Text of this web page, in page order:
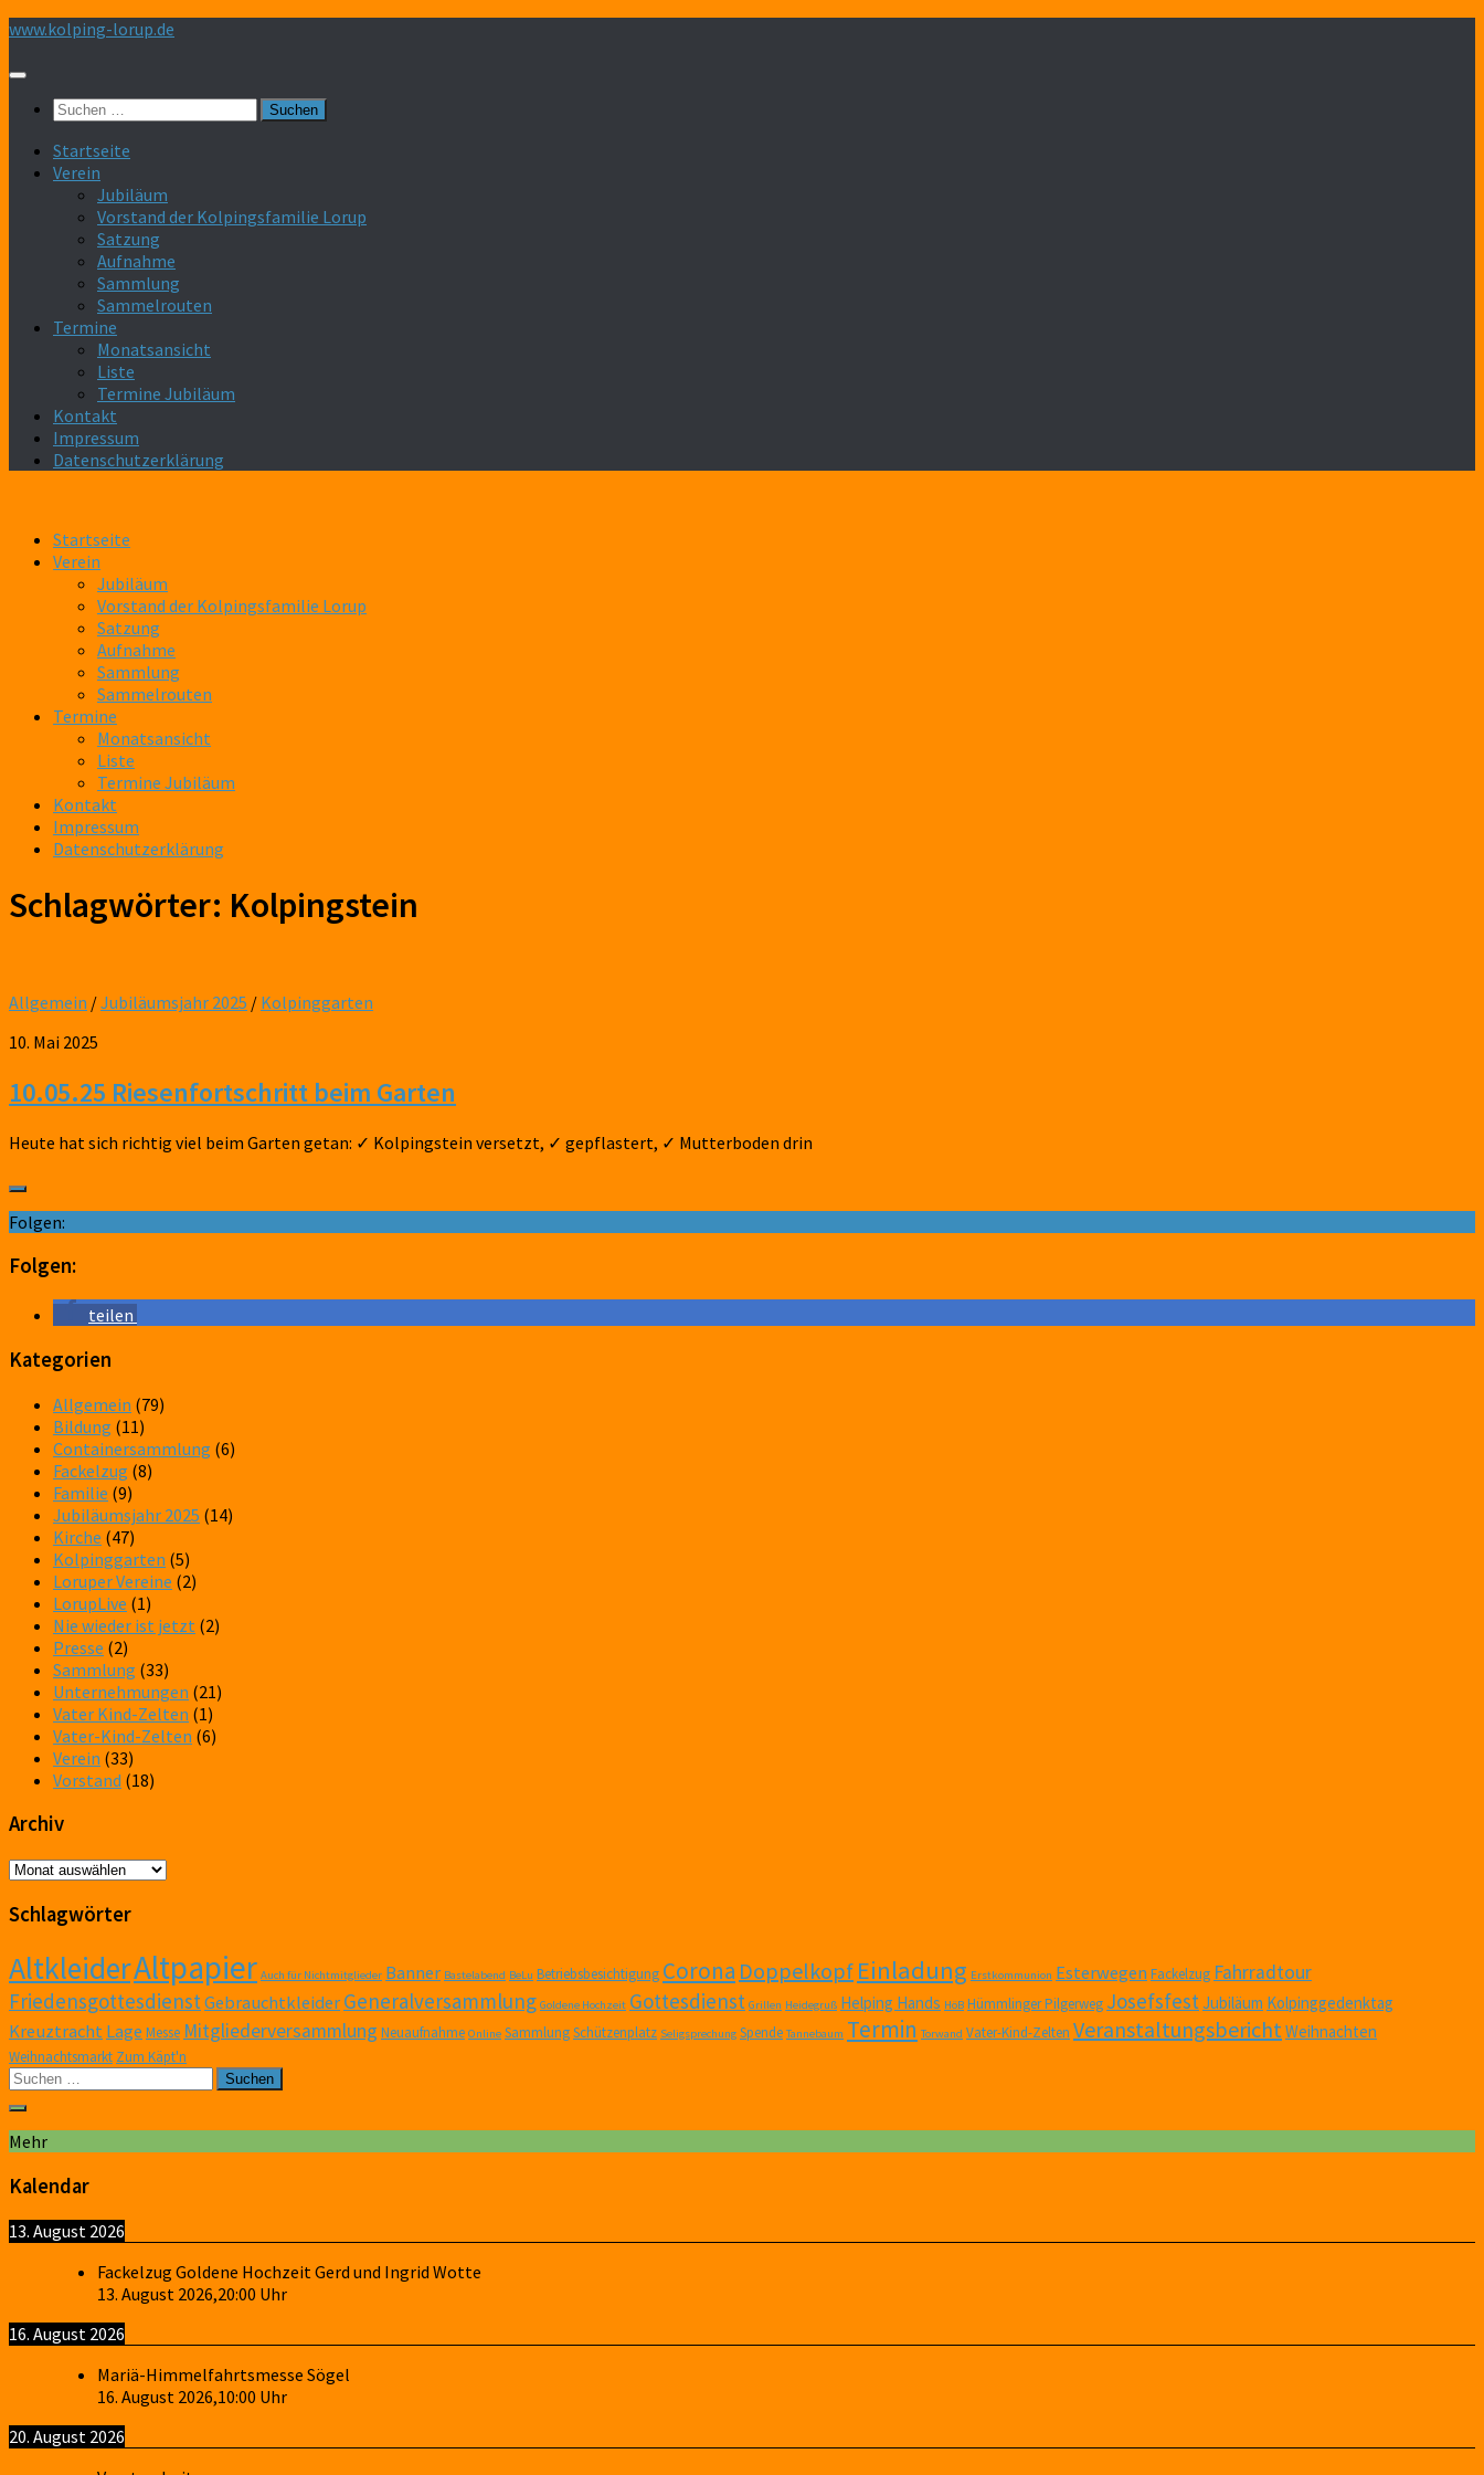
Zum
springen
www.kolping-lorup.de
Suchen
Startseite
Verein
Jubiläum
Vorstand der Kolpingsfamilie Lorup
Satzung
Aufnahme
Sammlung
Sammelrouten
Termine
Monatsansicht
Liste
Termine Jubiläum
Kontakt
Impressum
Datenschutzerklärung
Startseite
Verein
Jubiläum
Vorstand der Kolpingsfamilie Lorup
Satzung
Aufnahme
Sammlung
Sammelrouten
Termine
Monatsansicht
Liste
Termine Jubiläum
Kontakt
Impressum
Datenschutzerklärung
Schlagwörter: Kolpingstein
Allgemein /Jubiläumsjahr 2025 / Kolpinggarten
10. Mai 2025
10.05.25 Riesenfortschritt beim Garten
Heute hat sich richtig viel beim Garten getan: ✓ Kolpingstein versetzt, ✓ gepflastert, ✓ Mutterboden drin
Folgen:
Folgen:
teilen
Kategorien
Allgemein (79)
Bildung (11)
Containersammlung (6)
Fackelzug (8)
Familie (9)
Jubiläumsjahr 2025 (14)
Kirche (47)
Kolpinggarten (5)
Loruper Vereine (2)
LorupLive (1)
Nie wieder ist jetzt (2)
Presse (2)
Sammlung (33)
Unternehmungen (21)
Vater Kind-Zelten (1)
Vater-Kind-Zelten (6)
Verein (33)
Vorstand (18)
Archiv
Archiv
Schlagwörter
AltkleiderAltpapier Auch für Nichtmitglieder Banner Bastelabend BeLu Betriebsbesichtigung Corona Doppelkopf Einladung Erstkommunion Esterwegen Fackelzug Fahrradtour
FriedensgottesdienstGebrauchtkleiderGeneralversammlung Goldene Hochzeit Gottesdienst Grillen Heidegruß Helping Hands HöB Hümmlinger Pilgerweg JosefsfestJubiläum Kolpinggedenktag
Kreuztracht Lage Messe Mitgliederversammlung Neuaufnahme Online SammlungSchützenplatz Seligsprechung Spende Tannebaum Termin Torwand Vater-Kind-Zelten VeranstaltungsberichtWeihnachten
Weihnachtsmarkt Zum Käpt'n
Suchen
Mehr
Kalendar
13. August 2026
Fackelzug Goldene Hochzeit Gerd und Ingrid Wotte
13. August 2026,20:00 Uhr
16. August 2026
Mariä-Himmelfahrtsmesse Sögel
16. August 2026,10:00 Uhr
20. August 2026